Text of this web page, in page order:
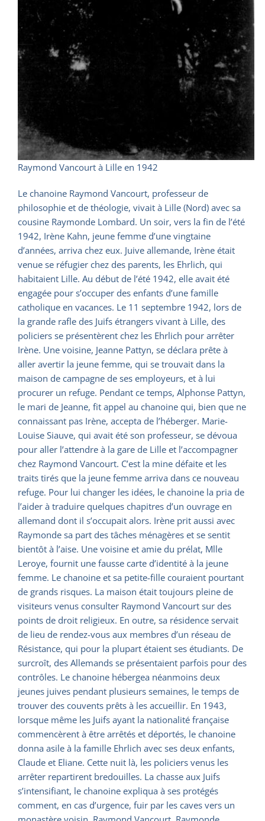
Raymond Vancourt à Lille en 1942
Le chanoine Raymond Vancourt, professeur de
philosophie et de théologie, vivait à Lille (Nord) avec sa
cousine Raymonde Lombard. Un soir, vers la fin de l’été
1942, Irène Kahn, jeune femme d’une vingtaine
d’années, arriva chez eux. Juive allemande, Irène était
venue se réfugier chez des parents, les Ehrlich, qui
habitaient Lille. Au début de l’été 1942, elle avait été
engagée pour s’occuper des enfants d’une famille
catholique en vacances. Le 11 septembre 1942, lors de
la grande rafle des Juifs étrangers vivant à Lille, des
policiers se présentèrent chez les Ehrlich pour arrêter
Irène. Une voisine, Jeanne Pattyn, se déclara prête à
aller avertir la jeune femme, qui se trouvait dans la
maison de campagne de ses employeurs, et à lui
procurer un refuge. Pendant ce temps, Alphonse Pattyn,
le mari de Jeanne, fit appel au chanoine qui, bien que ne
connaissant pas Irène, accepta de l’héberger. Marie-
Louise Siauve, qui avait été son professeur, se dévoua
pour aller l’attendre à la gare de Lille et l’accompagner
chez Raymond Vancourt. C’est la mine défaite et les
traits tirés que la jeune femme arriva dans ce nouveau
refuge. Pour lui changer les idées, le chanoine la pria de
l’aider à traduire quelques chapitres d’un ouvrage en
allemand dont il s’occupait alors. Irène prit aussi avec
Raymonde sa part des tâches ménagères et se sentit
bientôt à l’aise. Une voisine et amie du prélat, Mlle
Leroye, fournit une fausse carte d’identité à la jeune
femme. Le chanoine et sa petite-fille couraient pourtant
de grands risques. La maison était toujours pleine de
visiteurs venus consulter Raymond Vancourt sur des
points de droit religieux. En outre, sa résidence servait
de lieu de rendez-vous aux membres d’un réseau de
Résistance, qui pour la plupart étaient ses étudiants. De
surcroît, des Allemands se présentaient parfois pour des
contrôles. Le chanoine hébergea néanmoins deux
jeunes juives pendant plusieurs semaines, le temps de
trouver des couvents prêts à les accueillir. En 1943,
lorsque même les Juifs ayant la nationalité française
commencèrent à être arrêtés et déportés, le chanoine
donna asile à la famille Ehrlich avec ses deux enfants,
Claude et Eliane. Cette nuit là, les policiers venus les
arrêter repartirent bredouilles. La chasse aux Juifs
s’intensifiant, le chanoine expliqua à ses protégés
comment, en cas d’urgence, fuir par les caves vers un